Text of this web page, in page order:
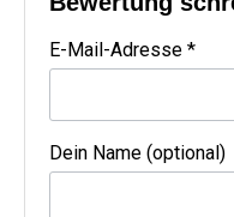
E-Mail-Adresse *
Dein Name (optional)